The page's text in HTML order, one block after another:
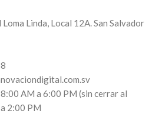
Linda, Local 12A. San Salvador
AM a 6:00 PM (sin cerrar al
2:00 PM